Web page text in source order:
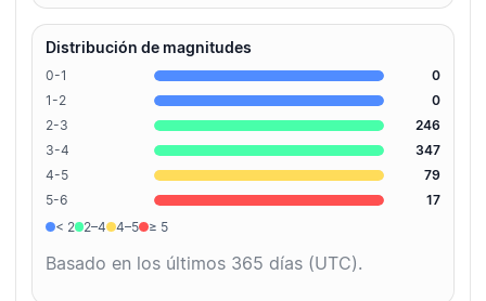
Distribución de magnitudes
0-1
0
1-2
0
2-3
246
3-4
347
4-5
79
5-6
17
< 2
2–4 4–5 ≥ 5
Basado en los últimos 365 días (UTC).